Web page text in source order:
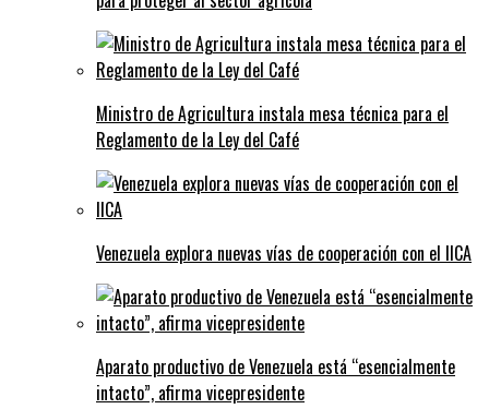
Ministro de Agricultura instala mesa técnica para el
Reglamento de la Ley del Café
Venezuela explora nuevas vías de cooperación con el IICA
Aparato productivo de Venezuela está “esencialmente
intacto”, afirma vicepresidente